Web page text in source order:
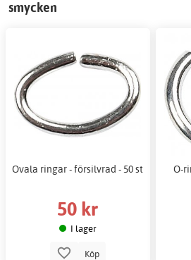
smycken
Ovala ringar - försilvrad - 50 st
50 kr
I lager
Köp
O-